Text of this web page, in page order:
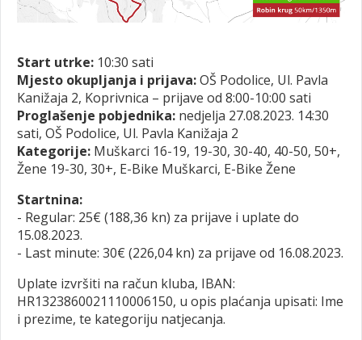
Start utrke: 10:30 sati
Mjesto okupljanja i prijava:OŠ Podolice, Ul. Pavla
Kanižaja 2, Koprivnica – prijave od 8:00-10:00 sati
Proglašenje pobjednika: nedjelja 27.08.2023. 14:30
sati, OŠ Podolice, Ul. Pavla Kanižaja 2
Kategorije: Muškarci 16-19, 19-30, 30-40, 40-50, 50+,
Žene 19-30, 30+, E-Bike Muškarci, E-Bike Žene
Startnina:
- Regular: 25€ (188,36 kn) za prijave i uplate do
15.08.2023.
- Last minute: 30€ (226,04 kn) za prijave od 16.08.2023.
Uplate izvršiti na račun kluba, IBAN:
HR1323860021110006150, u opis plaćanja upisati: Ime
i prezime, te kategoriju natjecanja.